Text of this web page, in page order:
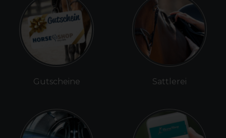
Gutscheine Sattlerei